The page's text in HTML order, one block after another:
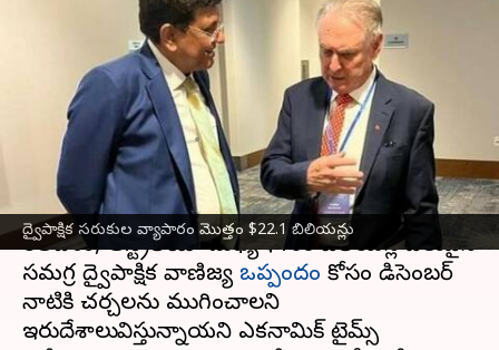
ద్వైపాక్షిక సరుకుల వ్యాపారం మొత్తం $22.1 బిలియన్లు
$100బిలియన్ల భారతదేశం-
ఆస్ట్రేలియా వాణిజ్య ఒప్పంద
చర్చలు
Nishkala Sathivada Mar 13, 2023 02:18 pm
ఈ వార్తాకథనం ఏంటి
భారతదేశం, ఆస్ట్రేలియా మధ్య $100 బిలియన్ల విలువైన
సమగ్ర ద్వైపాక్షిక వాణిజ్య ఒప్పందం కోసం డిసెంబర్
నాటికి చర్చలను ముగించాలని
ఇరుదేశాలుభావిస్తున్నాయని ఎకనామిక్ టైమ్స్